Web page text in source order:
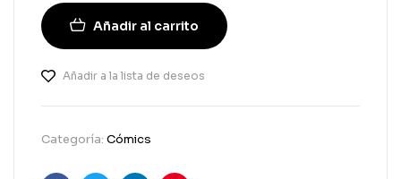
Añadir al carrito
Añadir a la lista de deseos
Categoría: Cómics